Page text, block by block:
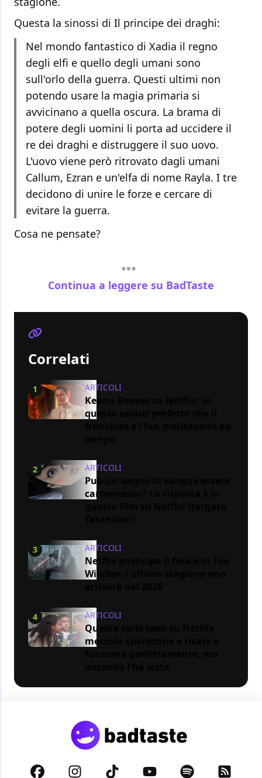
Questa la sinossi di Il principe dei draghi:
Nel mondo fantastico di Xadia il regno
degli elfi e quello degli umani sono
sull'orlo della guerra. Questi ultimi non
potendo usare la magia primaria si
avvicinano a quella oscura. La brama di
potere degli uomini li porta ad uccidere il
re dei draghi e distruggere il suo uovo.
L'uovo viene però ritrovato dagli umani
Callum, Ezran e un'elfa di nome Rayla. I tre
decidono di unire le forze e cercare di
evitare la guerra.
Cosa ne pensate?
Continua a leggere su BadTaste
Correlati
1 ARTICOLI
Keanu Reeves su Netflix, in
questo sequel perfetto che il
2 ARTICOLI
Può un bagno di sangue essere
cartoonesco? La risposta è in
3 ARTICOLI
Netflix posticipa il finale di The
Witcher, l'ultima stagione non
4 ARTICOLI
Questa serie teen su Netflix
mescola sparatorie e risate e